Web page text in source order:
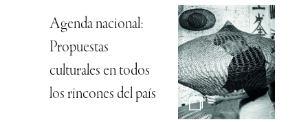
Agenda nacional:
Propuestas
culturales en todos
los rincones del país